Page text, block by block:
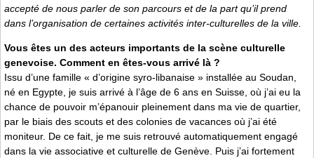
accepté de nous parler de son parcours et de la part qu’il prend
dans l’organisation de certaines activités inter-culturelles de la ville.
Vous êtes un des acteurs importants de la scène culturelle
genevoise. Comment en êtes-vous arrivé là ?
Issu d’une famille « d’origine syro-libanaise » installée au Soudan,
né en Egypte, je suis arrivé à l’âge de 6 ans en Suisse, où j’ai eu la
chance de pouvoir m’épanouir pleinement dans ma vie de quartier,
par le biais des scouts et des colonies de vacances où j’ai été
moniteur. De ce fait, je me suis retrouvé automatiquement engagé
dans la vie associative et culturelle de Genève. Puis j’ai fortement